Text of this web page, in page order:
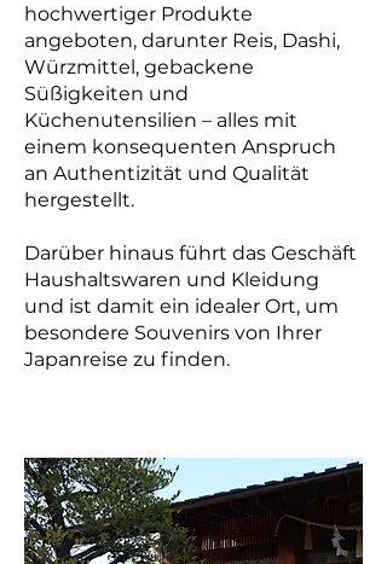
hochwertiger Produkte
angeboten, darunter Reis, Dashi,
Würzmittel, gebackene
Süßigkeiten und
Küchenutensilien – alles mit
einem konsequenten Anspruch
an Authentizität und Qualität
hergestellt.
Darüber hinaus führt das Geschäft
Haushaltswaren und Kleidung
und ist damit ein idealer Ort, um
besondere Souvenirs von Ihrer
Japanreise zu finden.